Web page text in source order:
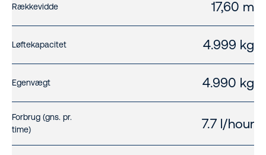
Rækkevidde 17,60 m
Løftekapacitet 4.999 kg
Egenvægt 4.990 kg
Forbrug (gns. pr.
time)
7.7 l/hour